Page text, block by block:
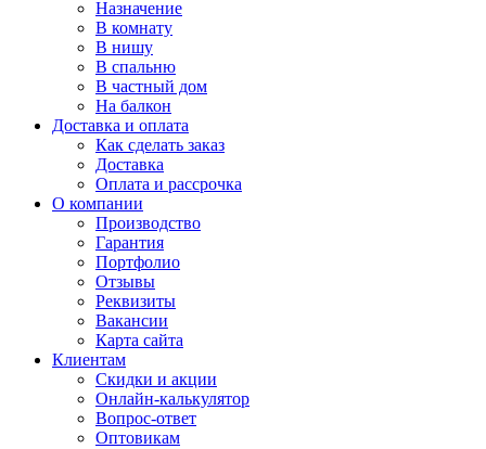
Назначение
В комнату
В нишу
В спальню
В частный дом
На балкон
Доставка и оплата
Как сделать заказ
Доставка
Оплата и рассрочка
О компании
Производство
Гарантия
Портфолио
Отзывы
Реквизиты
Вакансии
Карта сайта
Клиентам
Скидки и акции
Онлайн-калькулятор
Вопрос-ответ
Оптовикам